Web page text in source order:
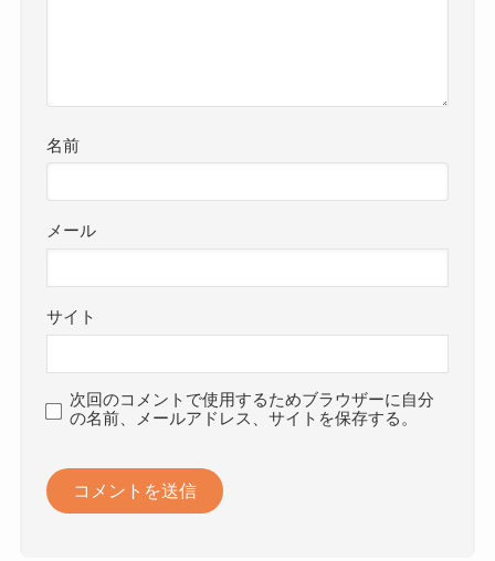
名前
メール
サイト
次回のコメントで使用するためブラウザーに自分
の名前、メールアドレス、サイトを保存する。